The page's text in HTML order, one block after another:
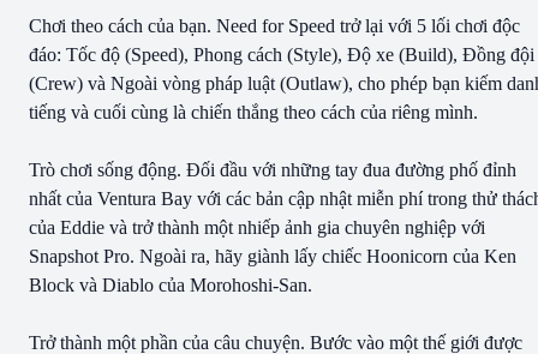
Chơi theo cách của bạn. Need for Speed trở lại với 5 lối chơi độc
đáo: Tốc độ (Speed), Phong cách (Style), Độ xe (Build), Đồng đội
(Crew) và Ngoài vòng pháp luật (Outlaw), cho phép bạn kiếm
tiếng và cuối cùng là chiến thắng theo cách của riêng mình.
Trò chơi sống động. Đối đầu với những tay đua đường phố đỉnh
nhất của Ventura Bay với các bản cập nhật miễn phí trong thử
của Eddie và trở thành một nhiếp ảnh gia chuyên nghiệp với
Snapshot Pro. Ngoài ra, hãy giành lấy chiếc Hoonicorn của Ken
Block và Diablo của Morohoshi-San.
Trở thành một phần của câu chuyện. Bước vào một thế giới được